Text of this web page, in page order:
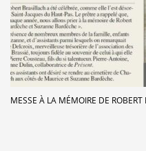
MESSE À LA MÉMOIRE DE ROBERT